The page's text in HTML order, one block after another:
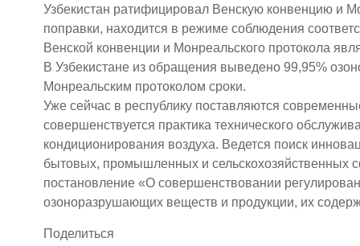
Узбекистан ратифицировал Венскую конвенцию и
поправки, находится в режиме соблюдения
Венской конвенции и Монреальского протокола
В Узбекистане из обращения выведено 99,95%
Монреальским протоколом сроки.
Уже сейчас в республику поставляются
совершенствуется практика технического
кондиционирования воздуха. Ведется поиск
бытовых, промышленных и сельскохозяйственных
постановление «О совершенствовании
озоноразрушающих веществ и продукции, их
Поделиться